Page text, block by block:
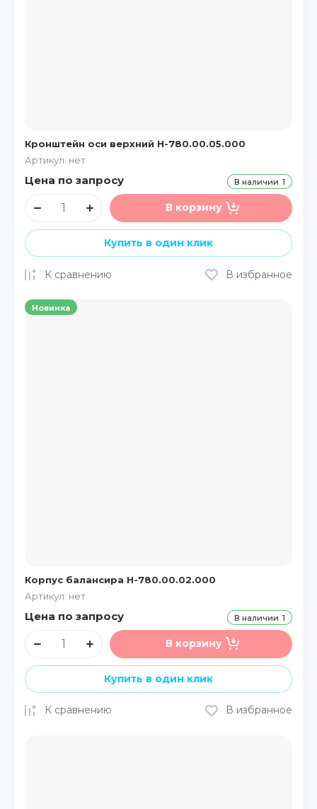
Кронштейн оси верхний Н-780.00.05.000
Артикул: нет
В наличии 1
Цена по запросу
В корзину
Купить в один клик
К сравнению В избранное
Новинка
Корпус балансира Н-780.00.02.000
Артикул: нет
В наличии 1
Цена по запросу
В корзину
Купить в один клик
К сравнению В избранное